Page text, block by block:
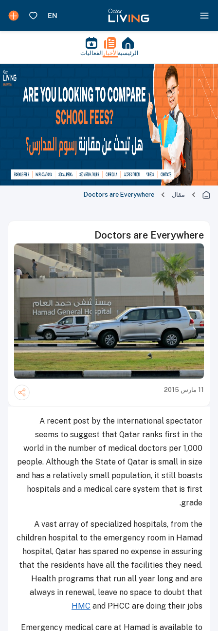
الرئيسية الأخبار الفعاليات
مقال Doctors are Everywhere
Doctors are Everywhere
11 مارس 2015
A recent post by the international spectator
seems to suggest that Qatar ranks first in the
world in the number of medical doctors per 1,000
people. Although the State of Qatar is small in size
and has a relatively small population, it still boasts
hospitals and a medical care system that is first
grade.
A vast array of specialized hospitals, from the
children hospital to the emergency room in Hamad
hospital, Qatar has spared no expense in assuring
that the residents have all the facilities they need.
Health programs that run all year long and are
always in renewal, leave no space to doubt that
HMC and PHCC are doing their jobs
Emergency medical care at Hamad is available to